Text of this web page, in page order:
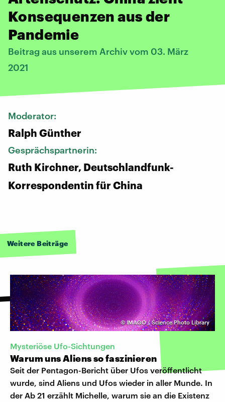
Konsequenzen aus der
Pandemie
Beitrag aus unserem Archiv vom 03. März
2021
Moderator:
Ralph Günther
Gesprächspartnerin:
Ruth Kirchner, Deutschlandfunk-
Korrespondentin für China
Weitere Beiträge
©IMAGO / Science Photo Library
Mysteriöse Ufo-Sichtungen
Warum uns Aliens so faszinieren
Seit der Pentagon-Bericht über Ufos veröffentlicht
wurde, sind Aliens und Ufos wieder in aller Munde. In
der Ab 21 erzählt Michelle, warum sie an die Existenz